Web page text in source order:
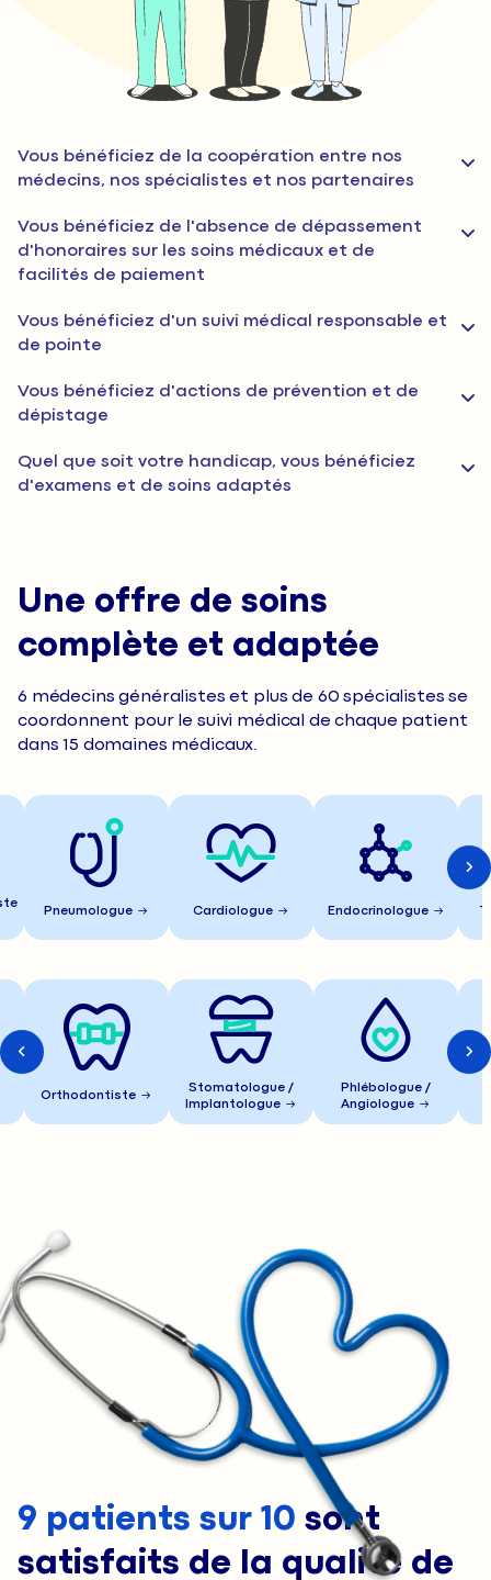
Vous bénéficiez de la coopération entre nos
médecins, nos spécialistes et nos partenaires
Vous bénéficiez de l'absence de dépassement
d'honoraires sur les soins médicaux et de
facilités de paiement
Vous bénéficiez d'un suivi médical responsable et
de pointe
Vous bénéficiez d'actions de prévention et de
dépistage
Quel que soit votre handicap, vous bénéficiez
d'examens et de soins adaptés
Une offre de soins
complète et adaptée
6 médecins généralistes et plus de 60 spécialistes se
coordonnent pour le suivi médical de chaque patient
dans 15 domaines médicaux.
Pneumologue Cardiologue Endocrinologue
Orthodontiste
Stomatologue /
Implantologue
Phlébologue /
Angiologue
9 patients sur 10 sont
satisfaits de la qualité de